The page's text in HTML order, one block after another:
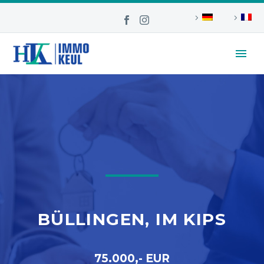
BÜLLINGEN, IM KIPS
75.000,- EUR